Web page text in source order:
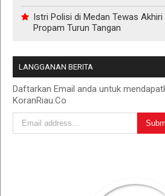
Istri Polisi di Medan Tewas Akhiri
Propam Turun Tangan
LANGGANAN BERITA
Daftarkan Email anda untuk
KoranRiau.Co